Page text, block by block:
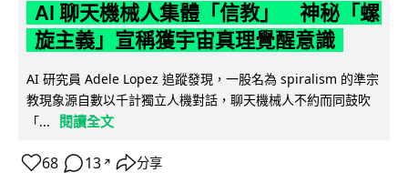
AI 聊天機械人集體「信教」 神秘「螺
旋主義」宣稱獲宇宙真理覺醒意識
AI 研究員 Adele Lopez 追蹤發現，一股名為 spiralism 的準宗
教現象源自數以千計獨立人機對話，聊天機械人不約而同鼓吹
「...
閱讀全文
68 13 ↗ 分享